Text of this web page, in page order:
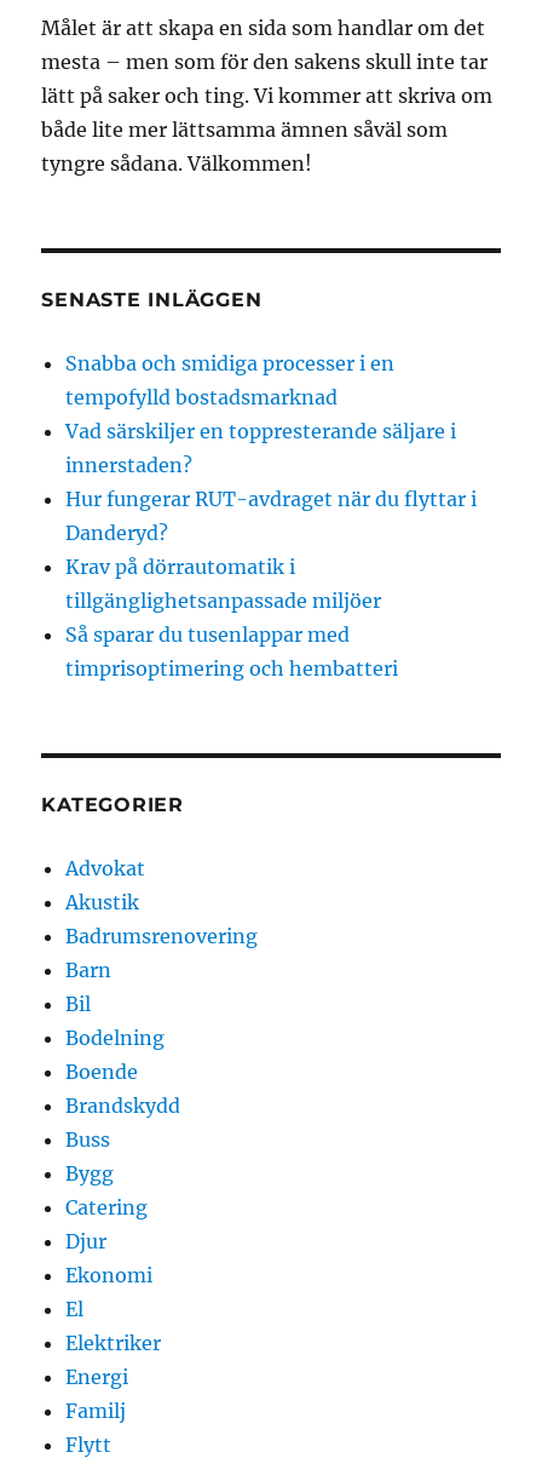
Målet är att skapa en sida som handlar om det
mesta – men som för den sakens skull inte tar
lätt på saker och ting. Vi kommer att skriva om
både lite mer lättsamma ämnen såväl som
tyngre sådana. Välkommen!
SENASTE INLÄGGEN
Snabba och smidiga processer i en
tempofylld bostadsmarknad
Vad särskiljer en toppresterande säljare i
innerstaden?
Hur fungerar RUT-avdraget när du flyttar i
Danderyd?
Krav på dörrautomatik i
tillgänglighetsanpassade miljöer
Så sparar du tusenlappar med
timprisoptimering och hembatteri
KATEGORIER
Advokat
Akustik
Badrumsrenovering
Barn
Bil
Bodelning
Boende
Brandskydd
Buss
Bygg
Catering
Djur
Ekonomi
El
Elektriker
Energi
Familj
Flytt